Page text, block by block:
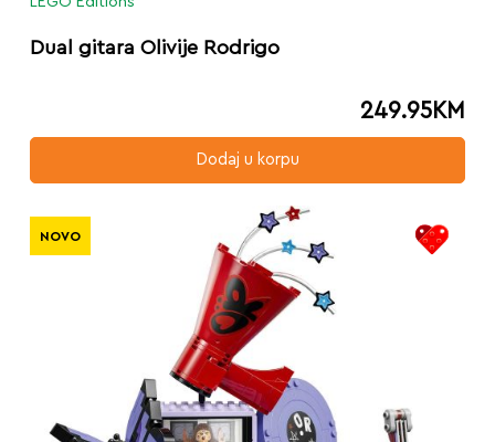
Dual gitara Olivije Rodrigo
249.95KM
Dodaj u korpu
NOVO